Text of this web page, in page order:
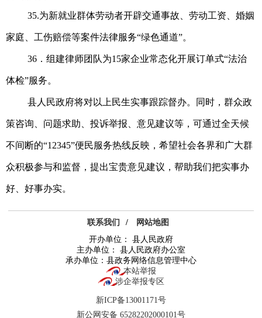
35.为新就业群体劳动者开辟交通事故、劳动工资、婚姻
家庭、工伤赔偿等案件法律服务“绿色通道”。
36．组建律师团队为15家企业常态化开展订单式“法治
体检”服务。
县人民政府将对以上民生实事跟踪督办。同时，群众政
策咨询、问题求助、投诉举报、意见建议等，可通过全天候
不间断的“12345”便民服务热线反映，希望社会各界和广大群
众积极参与和监督，提出宝贵意见建议，帮助我们把实事办
好、好事办实。
联系我们 /
网站地图
开办单位： 县人民政府
主办单位： 县人民政府办公室
承办单位：县政务网络信息管理中心
本站举报
涉企举报专区
新ICP备13001171号
新公网安备 65282202000101号